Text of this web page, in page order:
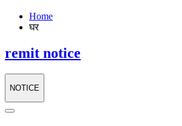
Home
घर
remit notice
NOTICE